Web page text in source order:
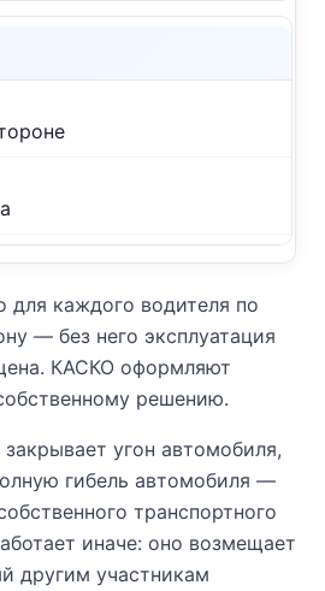
для каждого водителя по
— без него эксплуатация
КАСКО оформляют
решению.
угон автомобиля,
гибель автомобиля —
транспортного
иначе: оно возмещает
другим участникам